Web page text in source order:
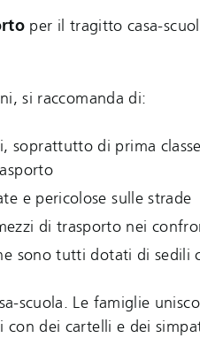
per il tragitto casa-
si raccomanda di:
soprattutto di prima
e pericolose sulle strade
di trasporto nei
sono tutti dotati di sedili
scuola. Le famiglie
con dei cartelli e dei